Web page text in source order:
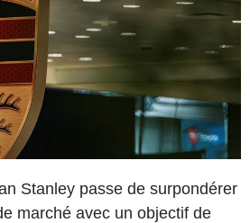
Stanley passe de surpondérer
marché avec un objectif de